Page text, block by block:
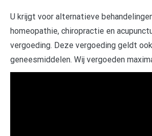
U krijgt voor alternatieve
homeopathie, chiropractie en
vergoeding. Deze vergoeding geldt
geneesmiddelen. Wij vergoeden